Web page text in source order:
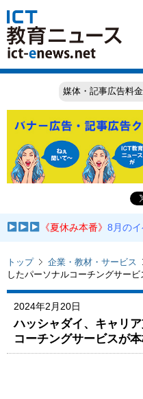
媒体・記事広告料
《夏休み本番》8月の
トップ 企業・教材・サービス
したパーソナルコーチングサー
2024年2月20日
ハッシャダイ、キャリ
コーチングサービスが